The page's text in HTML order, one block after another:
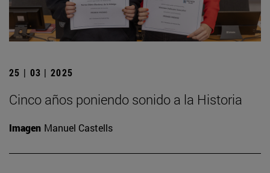
25 | 03 | 2025
Cinco años poniendo sonido a la Historia
Imagen Manuel Castells